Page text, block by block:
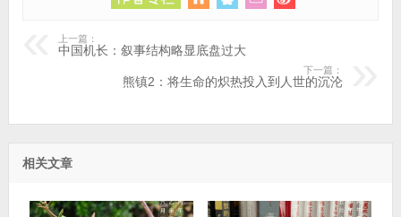
上一篇：
中国机长：叙事结构略显底盘过大
下一篇：
熊镇2：将生命的炽热投入到人世的沉沦
相关文章